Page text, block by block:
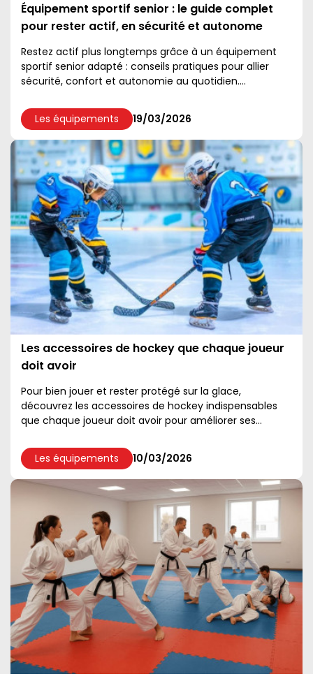
Équipement sportif senior : le guide complet
pour rester actif, en sécurité et autonome
Restez actif plus longtemps grâce à un équipement
sportif senior adapté : conseils pratiques pour allier
sécurité, confort et autonomie au quotidien....
Les équipements 19/03/2026
Les accessoires de hockey que chaque joueur
doit avoir
Pour bien jouer et rester protégé sur la glace,
découvrez les accessoires de hockey indispensables
que chaque joueur doit avoir pour améliorer ses
Les équipements
10/03/2026